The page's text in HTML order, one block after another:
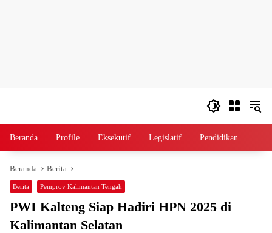
Beranda Profile Eksekutif Legislatif Pendidikan
Beranda Berita
Berita Pemprov Kalimantan Tengah
PWI Kalteng Siap Hadiri HPN 2025 di
Kalimantan Selatan